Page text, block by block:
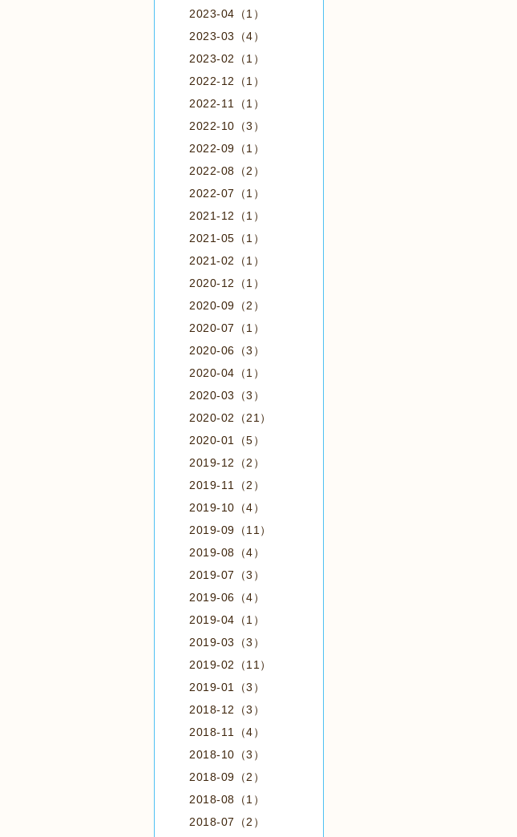
2023-04（1）
2023-03（4）
2023-02（1）
2022-12（1）
2022-11（1）
2022-10（3）
2022-09（1）
2022-08（2）
2022-07（1）
2021-12（1）
2021-05（1）
2021-02（1）
2020-12（1）
2020-09（2）
2020-07（1）
2020-06（3）
2020-04（1）
2020-03（3）
2020-02（21）
2020-01（5）
2019-12（2）
2019-11（2）
2019-10（4）
2019-09（11）
2019-08（4）
2019-07（3）
2019-06（4）
2019-04（1）
2019-03（3）
2019-02（11）
2019-01（3）
2018-12（3）
2018-11（4）
2018-10（3）
2018-09（2）
2018-08（1）
2018-07（2）